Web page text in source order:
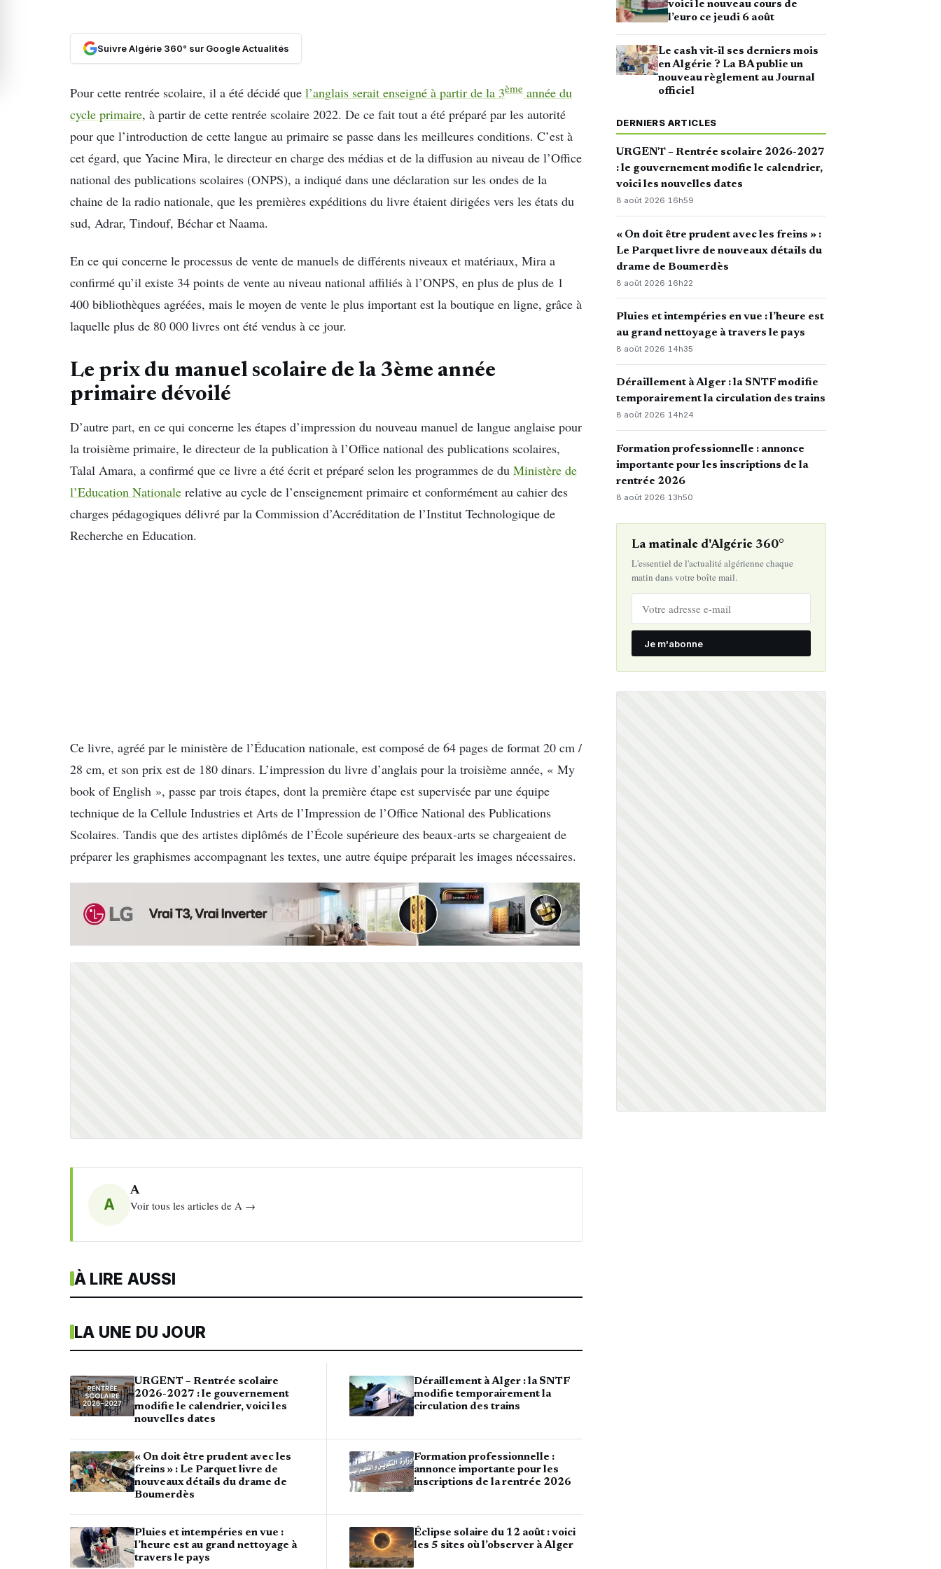
Suivre Algérie 360° sur Google Actualités
Pour cette rentrée scolaire, il a été décidé que l’anglais serait enseigné à partir de la 3ème année du
cycle primaire, à partir de cette rentrée scolaire 2022. De ce fait tout a été préparé par les autorité
pour que l’introduction de cette langue au primaire se passe dans les meilleures conditions. C’est à
cet égard, que Yacine Mira, le directeur en charge des médias et de la diffusion au niveau de l’Office
national des publications scolaires (ONPS), a indiqué dans une déclaration sur les ondes de la
chaine de la radio nationale, que les premières expéditions du livre étaient dirigées vers les états du
sud, Adrar, Tindouf, Béchar et Naama.
En ce qui concerne le processus de vente de manuels de différents niveaux et matériaux, Mira a
confirmé qu’il existe 34 points de vente au niveau national affiliés à l’ONPS, en plus de plus de 1
400 bibliothèques agréées, mais le moyen de vente le plus important est la boutique en ligne, grâce à
laquelle plus de 80 000 livres ont été vendus à ce jour.
Le prix du manuel scolaire de la 3ème année
primaire dévoilé
D’autre part, en ce qui concerne les étapes d’impression du nouveau manuel de langue anglaise pour
la troisième primaire, le directeur de la publication à l’Office national des publications scolaires,
Talal Amara, a confirmé que ce livre a été écrit et préparé selon les programmes de du Ministère de
l’Education Nationale relative au cycle de l’enseignement primaire et conformément au cahier des
charges pédagogiques délivré par la Commission d’Accréditation de l’Institut Technologique de
Recherche en Education.
Ce livre, agréé par le ministère de l’Éducation nationale, est composé de 64 pages de format 20 cm /
28 cm, et son prix est de 180 dinars. L’impression du livre d’anglais pour la troisième année, « My
book of English », passe par trois étapes, dont la première étape est supervisée par une équipe
technique de la Cellule Industries et Arts de l’Impression de l’Office National des Publications
Scolaires. Tandis que des artistes diplômés de l’École supérieure des beaux-arts se chargeaient de
préparer les graphismes accompagnant les textes, une autre équipe préparait les images nécessaires.
A
A
Voir tous les articles de A →
À LIRE AUSSI
LA UNE DU JOUR
URGENT – Rentrée scolaire
2026-2027 : le gouvernement
modifie le calendrier, voici les
nouvelles dates
« On doit être prudent avec les
freins » : Le Parquet livre de
nouveaux détails du drame de
Boumerdès
Pluies et intempéries en vue :
l’heure est au grand nettoyage à
travers le pays
Déraillement à Alger : la SNTF
modifie temporairement la
circulation des trains
Formation professionnelle :
annonce importante pour les
inscriptions de la rentrée 2026
Éclipse solaire du 12 août : voici
les 5 sites où l’observer à Alger
voici le nouveau cours de
l’euro ce jeudi 6 août
Le cash vit-il ses derniers mois
en Algérie ? La BA publie un
nouveau règlement au Journal
officiel
DERNIERS ARTICLES
URGENT – Rentrée scolaire 2026-2027
: le gouvernement modifie le calendrier,
voici les nouvelles dates
8 août 2026·16h59
« On doit être prudent avec les freins » :
Le Parquet livre de nouveaux détails du
drame de Boumerdès
8 août 2026· 16h22
Pluies et intempéries en vue : l’heure est
au grand nettoyage à travers le pays
8 août 2026·14h35
Déraillement à Alger : la SNTF modifie
temporairement la circulation des trains
8 août 2026·14h24
Formation professionnelle : annonce
importante pour les inscriptions de la
rentrée 2026
8 août 2026· 13h50
La matinale d'Algérie 360°
L'essentiel de l'actualité algérienne chaque
matin dans votre boîte mail.
Je m'abonne